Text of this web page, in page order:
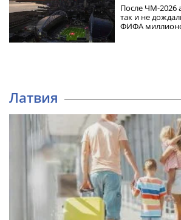
После ЧМ-2026
так и не
ФИФА
Латвия